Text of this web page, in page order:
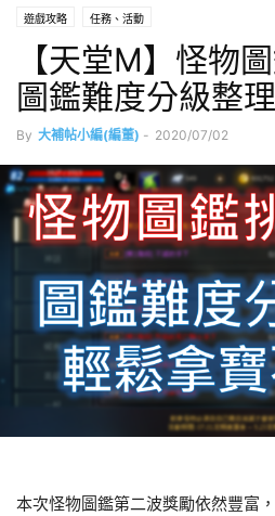
遊戲攻略 任務、活動
【天堂M】怪物
圖鑑難度分級整
By 大補帖小編(編董) - 2020/07/02
本次怪物圖鑑第二波獎勵依然豐富